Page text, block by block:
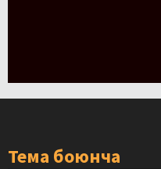
Тема боюнча